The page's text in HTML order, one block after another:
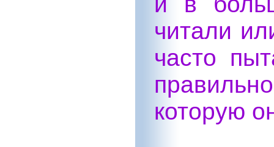
читали
часто
которую